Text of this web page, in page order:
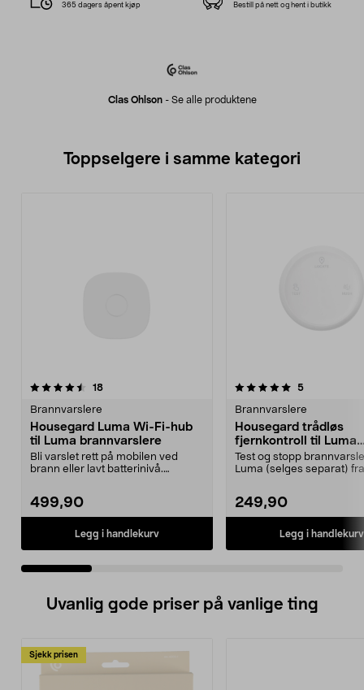
Clas Ohlson- Se alle produktene
365 dagers åpent kjøp Bestill på nett og hent i butikk
Toppselgere i samme kategori
18anmeldelser
Brannvarslere
Housegard Luma Wi-Fi-hub
til Luma brannvarslere
Bli varslet rett på mobilen ved
brann eller lavt batterinivå.
499,90
Legg i handlekurv
5.0 av 5 stjerner 5anmeldelser
Brannvarslere
Housegard trådløs
fjernkontroll til Luma
brannvarslere
Test og stopp
Luma (selges separat)
249,90
Legg i handlekurv
4.0 av 5 stjerner
Uvanlig gode priser på vanlige ting
Sjekk prisen